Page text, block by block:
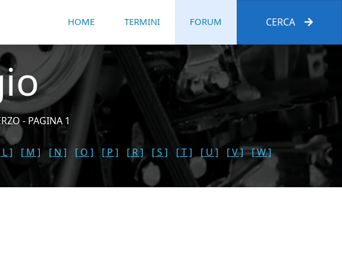
HOME TERMINI FORUM CERCA
- PAGINA 1
L ] [ M ] [ N ] [ O ] [ P ] [ R ] [ S ] [ T ] [ U ] [ V ]
[ W ]